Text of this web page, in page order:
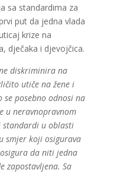
sa standardima za
put da jedna vlada
krize na
dječaka i djevojčica.
diskriminira na
utiče na žene i
se posebno odnosi na
u neravnopravnom
standardi u oblasti
smjer koji osigurava
da niti jedna
zapostavljena. Sa